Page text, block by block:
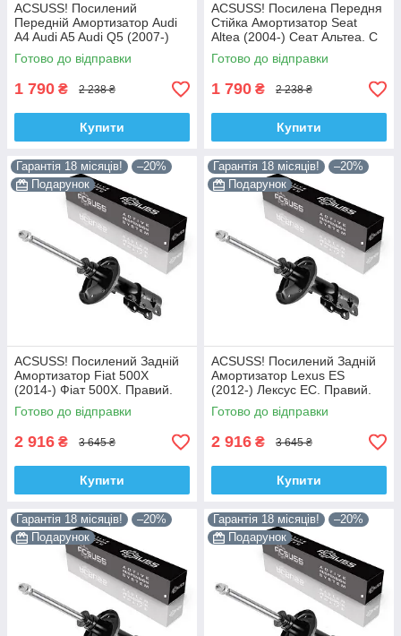
ACSUSS! Посилений
Передній Амортизатор Audi
A4 Audi A5 Audi Q5 (2007-)
Ауді А4 А5 Ку 5. С Чашкой!
313363 , 341717 Корея!
Готово до відправки
1 790 ₴ 2 238 ₴
Купити
ACSUSS! Посилена Передня
Стійка Амортизатор Seat
Altea (2004-) Сеат Альтеа. С
Чашкой! 313363 , 341717
Корея!
Готово до відправки
1 790 ₴ 2 238 ₴
Купити
Гарантія 18 місяців!
–20%
Подарунок
ACSUSS! Посилений Задній
Амортизатор Fiat 500X
(2014-) Фіат 500Х. Правий.
3348078 , 22-260970 Корея!
Готово до відправки
2 916 ₴ 3 645 ₴
Купити
Гарантія 18 місяців!
–20%
Подарунок
ACSUSS! Посилений Задній
Амортизатор Lexus ES
(2012-) Лексус ЕС. Правий.
335092 , 4853080764 Корея!
Готово до відправки
2 916 ₴ 3 645 ₴
Купити
Гарантія 18 місяців!
–20%
Подарунок
Гарантія 18 місяців!
–20%
Подарунок